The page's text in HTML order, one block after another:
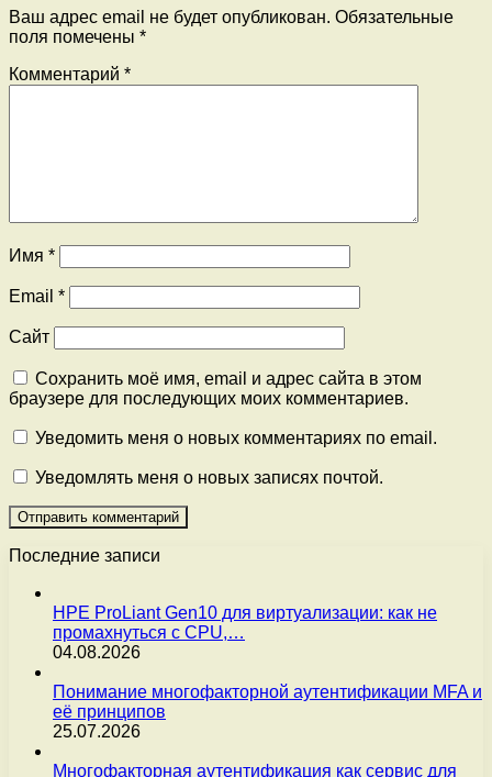
Ваш адрес email не будет опубликован. Обязательные
поля помечены *
Комментарий *
Имя *
Email *
Сайт
Сохранить моё имя, email и адрес сайта в этом
браузере для последующих моих комментариев.
Уведомить меня о новых комментариях по email.
Уведомлять меня о новых записях почтой.
Последние записи
HPE ProLiant Gen10 для виртуализации: как не
промахнуться с CPU,…
04.08.2026
Понимание многофакторной аутентификации MFA и
её принципов
25.07.2026
Многофакторная аутентификация как сервис для